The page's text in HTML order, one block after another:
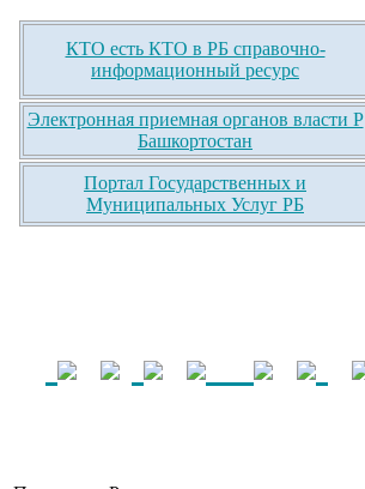
КТО есть КТО в РБ справочно-
информационный ресурс
Электронная приемная органов власти Р
Башкортостан
Портал Государственных и
Муниципальных Услуг РБ